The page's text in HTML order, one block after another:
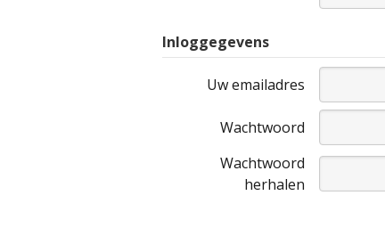
Inloggegevens
Uw emailadres
Wachtwoord
Wachtwoord
herhalen